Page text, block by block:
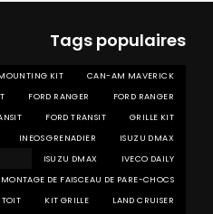
Tags populaires
KIT
CAN-AM MAVERICK
FORD RANGER
FORD RANGER
FORD TRANSIT
GRILLE KIT
INEOS GRENADIER
ISUZU DMAX
ISUZU DMAX
IVECO DAILY
DE FAISCEAU DE PARE-CHOCS
KIT GRILLE LAND CRUISER